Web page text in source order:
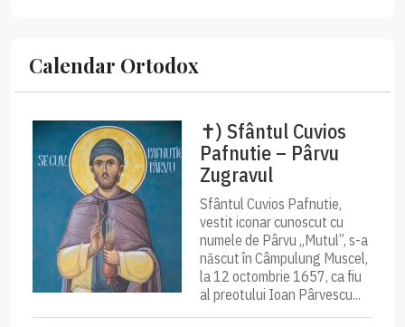
Calendar Ortodox
✝) Sfântul Cuvios
Pafnutie – Pârvu
Zugravul
Sfântul Cuvios Pafnutie,
vestit iconar cunoscut cu
numele de Pârvu „Mutul”, s-a
născut în Câmpulung Muscel,
la 12 octombrie 1657, ca fiu
al preotului Ioan Pârvescu...